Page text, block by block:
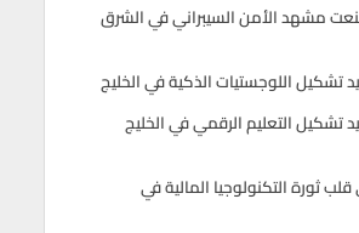
صنعت مشهد الأمن السيبراني في الشرق
تشكيل التعليم الرقمي في الخليج
قلب ثورة التكنولوجيا المالية في